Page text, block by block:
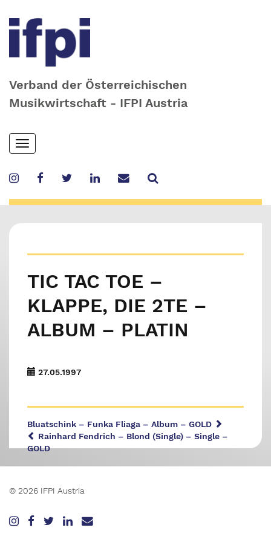
Verband der Österreichischen
Musikwirtschaft - IFPI Austria
Skip
to
content
Toggle
navigation
TIC TAC TOE –
KLAPPE, DIE 2TE –
ALBUM – PLATIN
27.05.1997
Bluatschink – Funka Fliaga – Album – GOLD
Rainhard Fendrich – Blond (Single) – Single –
GOLD
© 2026 IFPI Austria